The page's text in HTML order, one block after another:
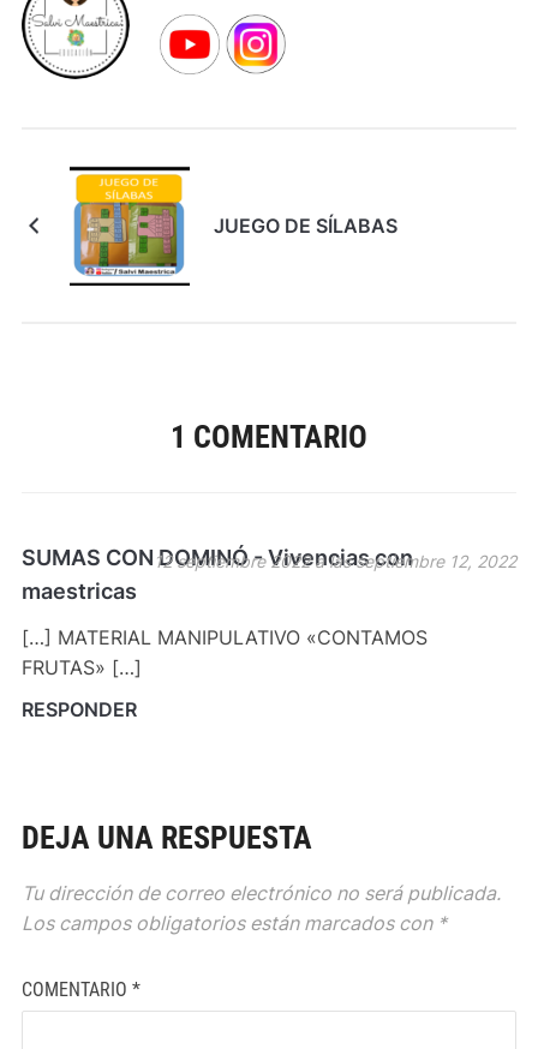
JUEGO DE SÍLABAS
1 COMENTARIO
SUMAS CON DOMINÓ - Vivencias con
maestricas
12 septiembre 2022 a las septiembre 12, 2022
[…] MATERIAL MANIPULATIVO «CONTAMOS
FRUTAS» […]
RESPONDER
DEJA UNA RESPUESTA
Tu dirección de correo electrónico no será publicada.
Los campos obligatorios están marcados con *
COMENTARIO *